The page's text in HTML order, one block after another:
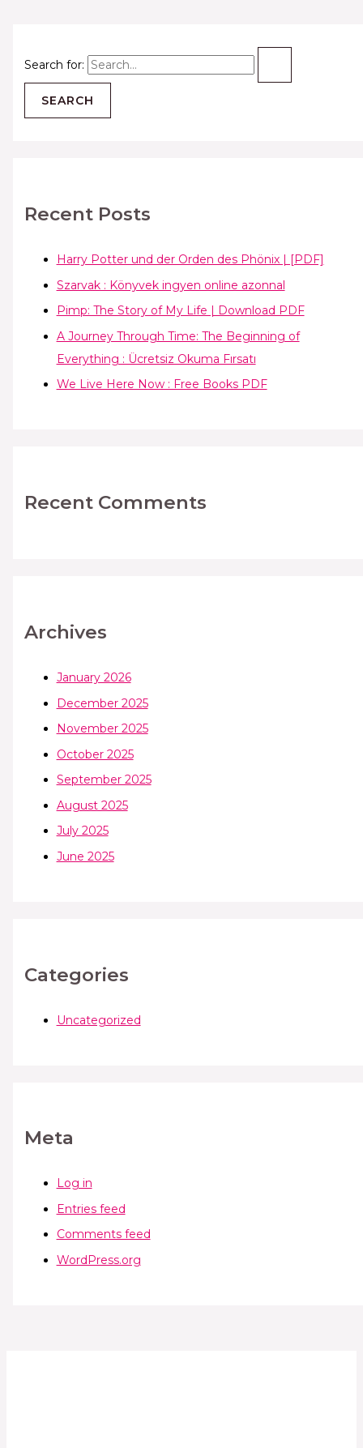
Search for:
Recent Posts
Harry Potter und der Orden des Phönix | [PDF]
Szarvak : Könyvek ingyen online azonnal
Pimp: The Story of My Life | Download PDF
A Journey Through Time: The Beginning of
Everything : Ücretsiz Okuma Fırsatı
We Live Here Now : Free Books PDF
Recent Comments
Archives
January 2026
December 2025
November 2025
October 2025
September 2025
August 2025
July 2025
June 2025
Categories
Uncategorized
Meta
Log in
Entries feed
Comments feed
WordPress.org